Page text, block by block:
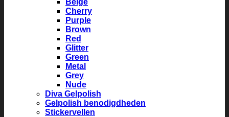
Beige
Cherry
Purple
Brown
Red
Glitter
Green
Metal
Grey
Nude
Diva Gelpolish
Gelpolish benodigdheden
Stickervellen